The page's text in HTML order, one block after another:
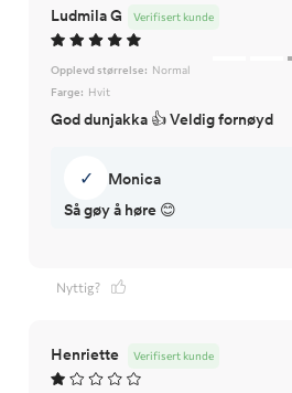
Ludmila G Verifisert kunde
Opplevd størrelse: Normal
Farge: Hvit
God dunjakka 👍 Veldig fornøyd
✓
Monica
Så gøy å høre 😊
Nyttig?
Henriette Verifisert kunde